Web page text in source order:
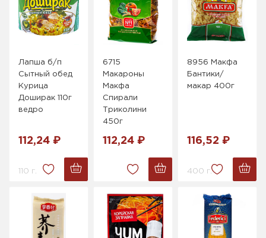
Лапша б/п
Сытный обед
Курица
Доширак 110г
ведро
112,24 ₽
110 г.
6715
Макароны
Макфа
Спирали
Триколини
450г
112,24 ₽
8956 Макфа
Бантики/
макар 400г
116,52 ₽
400 г.